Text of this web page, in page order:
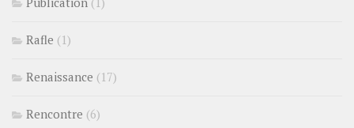
Rafle (1)
Renaissance (17)
Rencontre (6)